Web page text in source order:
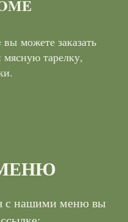
можете заказать
тарелку,
с нашими меню вы